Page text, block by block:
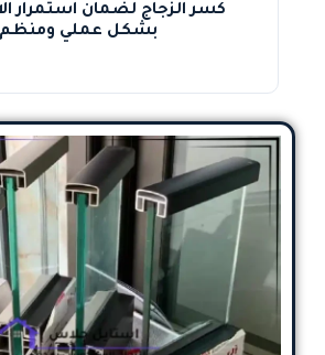
كسر الزجاج لضمان استمرار
بشكل عملي ومنظم